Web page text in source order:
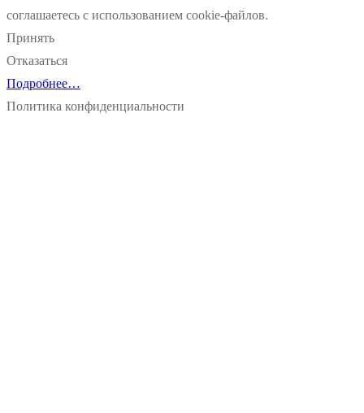
соглашаетесь с использованием cookie-файлов.
Принять
Отказаться
Подробнее…
Политика конфиденциальности